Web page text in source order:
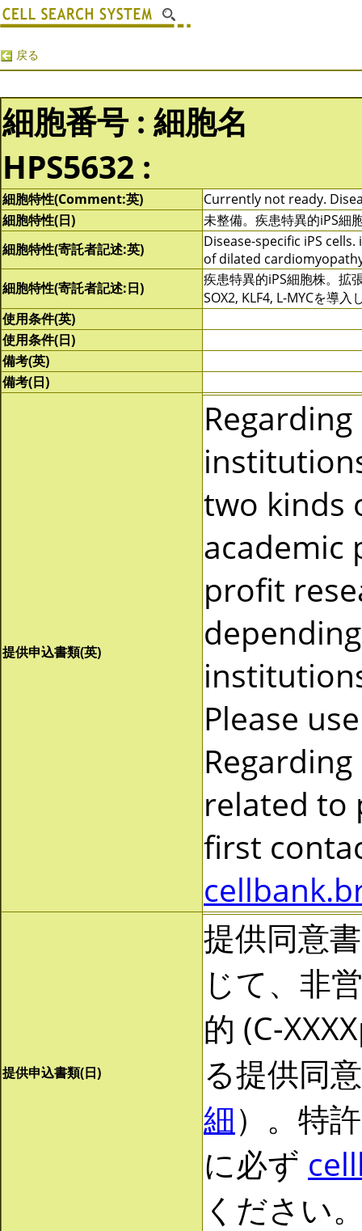
戻る
細胞番号 : 細胞名
HPS5632 :
細胞特性(Comment:英)
Currently not ready.
細胞特性(日)
未整備。疾患特異的iPS細
細胞特性(寄託者記述:英)
Disease-specific iPS
of dilated
細胞特性(寄託者記述:日)
疾患特異的iPS細胞株。拡
SOX2, KLF4, L-MYCを導入
使用条件(英)
使用条件(日)
備考(英)
備考(日)
提供申込書類(英)
two kinds
academic
profit
Please
related to
first
提供申込書類(日)
提供同意
じて、非
的 (C-
る提供同
細）。特
に必ず
ください